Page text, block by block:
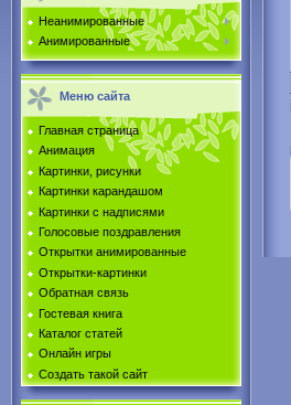
Неанимированные
Анимированные
Меню сайта
Главная страница
Анимация
Картинки, рисунки
Картинки карандашом
Картинки с надписями
Голосовые поздравления
Открытки анимированные
Открытки-картинки
Обратная связь
Гостевая книга
Каталог статей
Онлайн игры
Создать такой сайт